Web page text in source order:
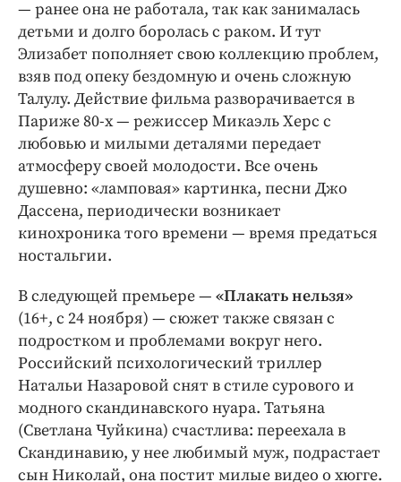
— ранее она не работала, так как занималась
детьми и долго боролась с раком. И тут
Элизабет пополняет свою коллекцию проблем,
взяв под опеку бездомную и очень сложную
Талулу. Действие фильма разворачивается в
Париже 80-х — режиссер Микаэль Херс с
любовью и милыми деталями передает
атмосферу своей молодости. Все очень
душевно: «ламповая» картинка, песни Джо
Дассена, периодически возникает
кинохроника того времени — время предаться
ностальгии.
В следующей премьере — «Плакать нельзя»
(16+, с 24 ноября) — сюжет также связан с
подростком и проблемами вокруг него.
Российский психологический триллер
Натальи Назаровой снят в стиле сурового и
модного скандинавского нуара. Татьяна
(Светлана Чуйкина) счастлива: переехала в
Скандинавию, у нее любимый муж, подрастает
сын Николай, она постит милые видео о хюгге.